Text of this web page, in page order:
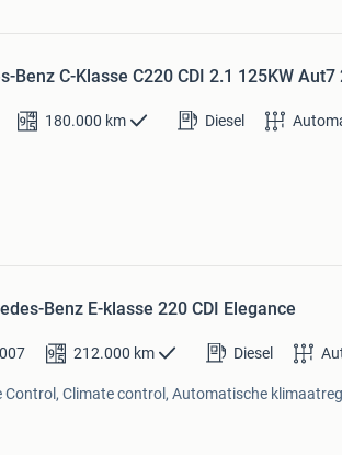
Benz C-Klasse C220 CDI 2.1 125KW Aut7
180.000 km Diesel
Benz E-klasse 220 CDI Elegance
212.000 km Diesel
Control, Climate control, Automatische